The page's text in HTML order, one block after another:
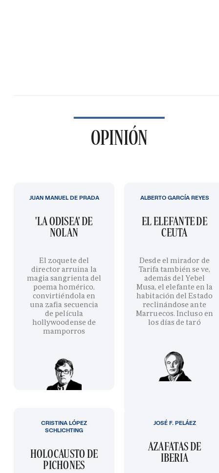
OPINIÓN
'LA ODISEA' DE
NOLAN
El zoquete del
director arruina la
magia sangrienta del
poema homérico,
convirtiéndola en
una zafia secuencia
de película
hollywoodense de
mamporros
JUAN MANUEL DE PRADA
EL ELEFANTE DE
CEUTA
Desde el mirador de
Tarifa también se ve,
además del Yebel
Musa, el elefante en la
habitación del Estado
reclinándose ante
Marruecos. Incluso en
los días de taró
ALBERTO GARCÍA REYES
HOLOCAUSTO DE
PICHONES
CRISTINA LÓPEZ
SCHLICHTING
AZAFATAS DE
IBERIA
JOSÉ F. PELÁEZ